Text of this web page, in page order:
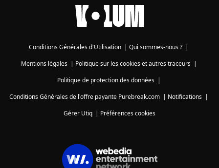
Conditions Générales d'Utilisation | Qui sommes-nous ? |
Mentions légales| Politique sur les cookies et autres traceurs|
Politique de protection des données|
Conditions Générales de l'offre payante Purebreak.com | Notifications |
Gérer Utiq | Préférences cookies